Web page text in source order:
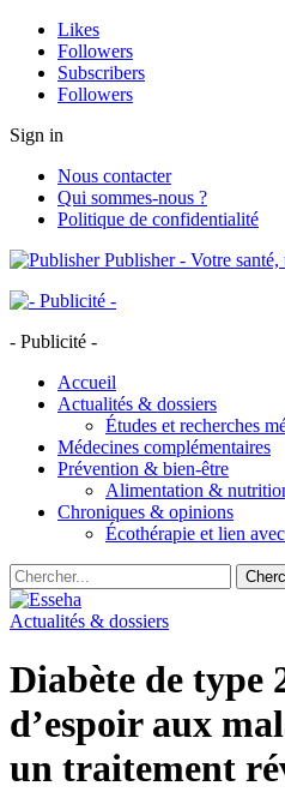
Likes
Followers
Subscribers
Followers
Sign in
Nous contacter
Qui sommes-nous ?
Politique de confidentialité
Publisher - Votre
- Publicité -
Accueil
Actualités & dossiers
Études et recherches
Médecines complémentaires
Prévention & bien-être
Alimentation &
Chroniques & opinions
Écothérapie et lien
Actualités & dossiers
Diabète de type
d’espoir aux
un traitement